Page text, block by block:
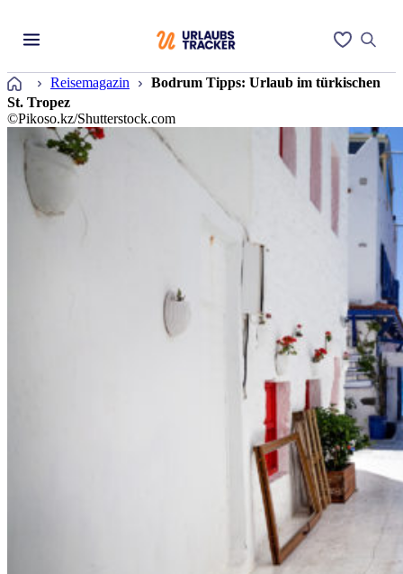
Startseite
Reisemagazin
Bodrum Tipps: Urlaub im türkischen
St. Tropez
©Pikoso.kz/Shutterstock.com